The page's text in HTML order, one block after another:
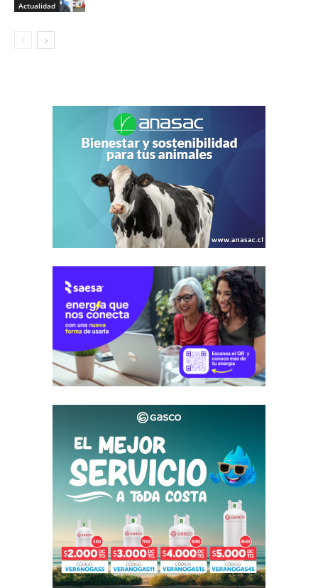
Actualidad